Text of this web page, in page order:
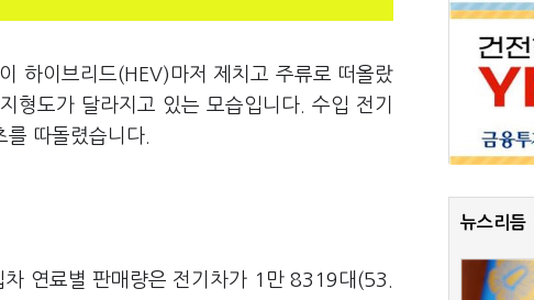
하이브리드(HEV)마저 제치고 주류로 떠올랐
형도가 달라지고 있는 모습입니다. 수입 전기
따돌렸습니다.
연료별 판매량은 전기차가 1만 8319대(53.
뉴스리듬